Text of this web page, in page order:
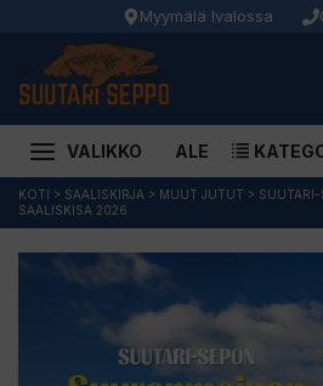
Myymälä Ivalossa
VALIKKO ALE
Siirry
sisältöön
KOTI > SAALISKIRJA > MUUT JUTUT > SUUTARI-
SAALISKISA 2026